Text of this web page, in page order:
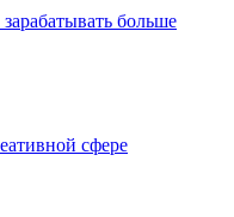
больше
сфере